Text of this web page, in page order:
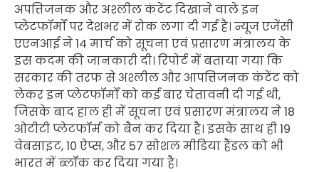
अपत्तिजनक और अश्लील कंटेंट दिखाने वाले इन
प्लेटफॉर्मों पर देशभर में रोक लगा दी गई है। न्यूज एजेंसी
एएनआई ने 14 मार्च को सूचना एवं प्रसारण मंत्रालय के
इस कदम की जानकारी दी। रिपोर्ट में बताया गया कि
सरकार की तरफ से अश्लील और आपत्तिजनक कंटेंट को
लेकर इन प्लेटफॉर्मों को कई बार चेतावनी दी गई थी,
जिसके बाद हाल ही में सूचना एवं प्रसारण मंत्रालय ने 18
ओटीटी प्लेटफॉर्म को बैन कर दिया है। इसके साथ ही 19
वेबसाइट, 10 ऐप्स, और 57 सोशल मीडिया हैंडल को भी
भारत में ब्लॉक कर दिया गया है।